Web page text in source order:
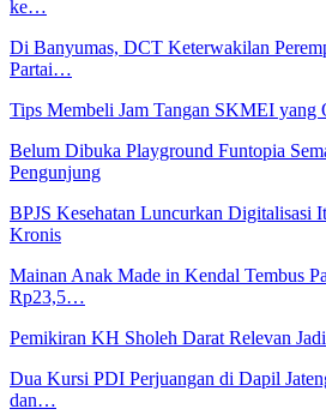
ke…
Di Banyumas, DCT Keterwakilan
Partai…
Tips Membeli Jam Tangan SKMEI yang
Belum Dibuka Playground Funtopia
Pengunjung
BPJS Kesehatan Luncurkan Digitalisasi
Kronis
Mainan Anak Made in Kendal Tembus
Rp23,5…
Pemikiran KH Sholeh Darat Relevan
Dua Kursi PDI Perjuangan di Dapil
dan…